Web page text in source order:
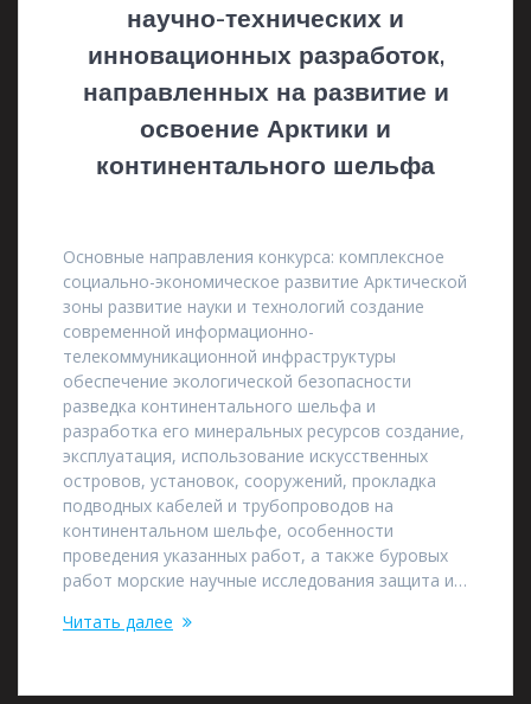
научно-технических и
инновационных разработок,
направленных на развитие и
освоение Арктики и
континентального шельфа
Основные направления конкурса: комплексное
социально-экономическое развитие Арктической
зоны развитие науки и технологий создание
современной информационно-
телекоммуникационной инфраструктуры
обеспечение экологической безопасности
разведка континентального шельфа и
разработка его минеральных ресурсов создание,
эксплуатация, использование искусственных
островов, установок, сооружений, прокладка
подводных кабелей и трубопроводов на
континентальном шельфе, особенности
проведения указанных работ, а также буровых
работ морские научные исследования защита и…
Читать далее